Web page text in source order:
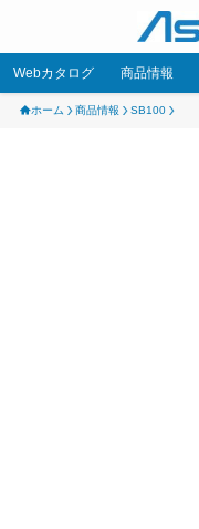
Webカタログ 商品情報
ホーム 商品情報 SB100